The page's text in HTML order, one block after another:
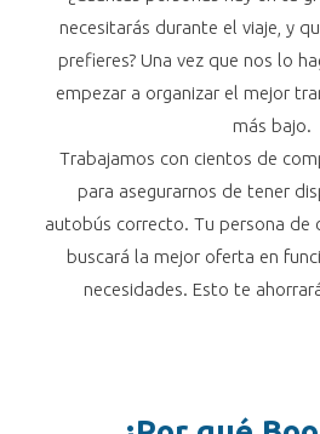
necesitarás durante el viaje, y
prefieres? Una vez que nos lo
empezar a organizar el mejor
más bajo.
Trabajamos con cientos de
para asegurarnos de tener
autobús correcto. Tu persona de
buscará la mejor oferta en
necesidades. Esto te